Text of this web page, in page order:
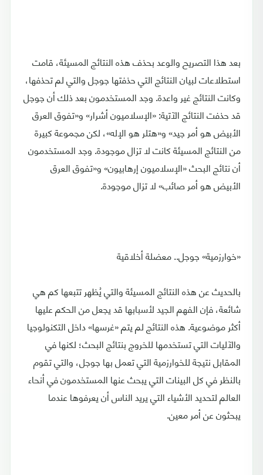
بعد هذا التصريح والوعد بحذف هذه النتائج المسيئة، قامت
استطلاعات لبيان النتائج التي حذفتها جوجل والتي لم تحذفها،
وكانت النتائج غير واعدة. وجد المستخدمون بعد ذلك أن جوجل
قد حذفت النتائج الآتية: «الإسلاميون أشرار» و«تفوق العرق
الأبيض هو أمر جيد» و«هتلر هو الإله»، لكن مجموعة كبيرة
من النتائج المسيئة كانت لا تزال موجودة. وجد المستخدمون
أن نتائج البحث «الإسلاميون إرهابيون» و«تفوق العرق
الأبيض هو أمر صائب» لا تزال موجودة.
«خوارزمية» جوجل.. معضلة أخلاقية
بالحديث عن هذه النتائج المسيئة والتي يُظهر تتبعها كم هي
شائعة، فإن الفهم الجيد لأسبابها قد يجعل من الحكم عليها
أكثر موضوعية. هذه النتائج لم يتم «غرسها» داخل التكنولوجيا
والآليات التي تستخدمها للخروج بنتائج البحث؛ لكنها في
المقابل نتيجة للخوارزمية التي تعمل بها جوجل، والتي تقوم
بالنظر في كل البينات التي يبحث عنها المستخدمون في أنحاء
العالم لتحديد الأشياء التي يريد الناس أن يعرفوها عندما
يبحثون عن أمر معين.